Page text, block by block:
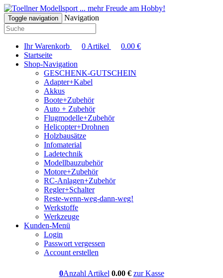
... mehr Freude am Hobby!
Toggle navigation Navigation
Ihr Warenkorb 0 Artikel 0.00 €
Startseite
Shop-Navigation
GESCHENK-GUTSCHEIN
Adapter+Kabel
Akkus
Boote+Zubehör
Auto + Zubehör
Flugmodelle+Zubehör
Helicopter+Drohnen
Holzbausätze
Infomaterial
Ladetechnik
Modellbauzubehör
Motore+Zubehör
RC-Anlagen+Zubehör
Regler+Schalter
Reste-wenn-weg-dann-weg!
Werkstoffe
Werkzeuge
Kunden-Menü
Login
Passwort vergessen
Account erstellen
0Anzahl Artikel 0.00€ zur Kasse